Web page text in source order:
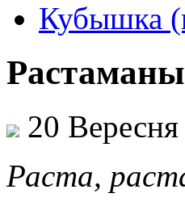
Кубышка
20
Раста,